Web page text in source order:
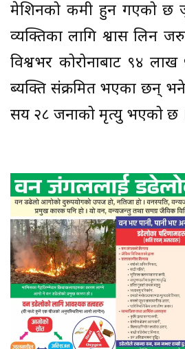
मेशिनको कमी हुन गएको छ
व्यक्तिका लागि श्वास लिन
विश्वभर कोरोनाबाट ९४
ब्यक्ति संक्रमित भएका छन्
सय २८ जनाको मृत्यु भएको छ